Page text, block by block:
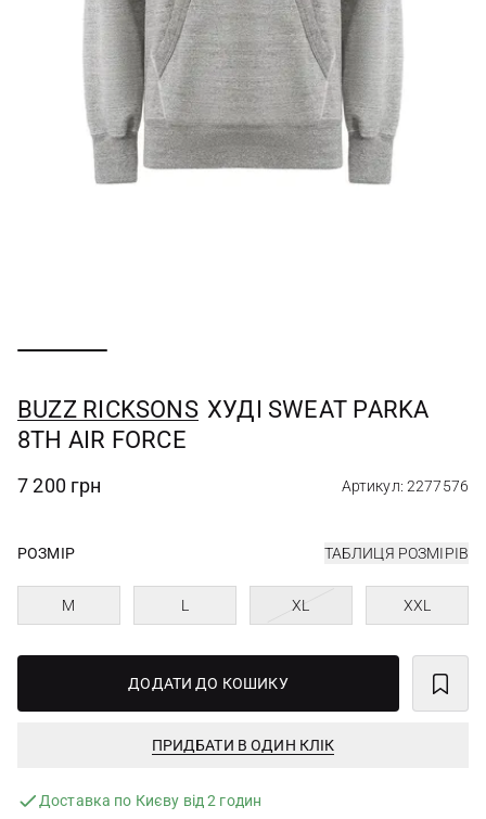
BUZZ RICKSONS ХУДІ SWEAT PARKA
8TH AIR FORCE
7 200 грн Артикул: 2277576
РОЗМІР ТАБЛИЦЯ РОЗМІРІВ
M L XL XXL
ДОДАТИ ДО КОШИКУ
ПРИДБАТИ В ОДИН КЛІК
Доставка по Києву від 2 годин